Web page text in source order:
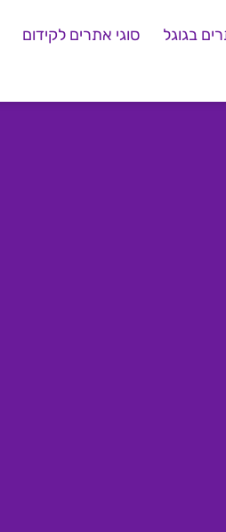
בגוגל סוגי אתרים לקידום